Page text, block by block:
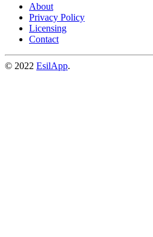
About
Privacy Policy
Licensing
Contact
© 2022 EsilApp.